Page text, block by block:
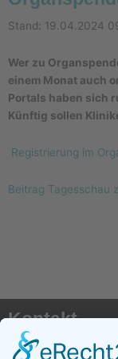
Stand: 19.04.2024
Wer zu
einem Monat auch
Portals haben sich
Künftig sollen
Registrierung im
Beitrag Tagesschau
Kontakt
AKTX Pflege e.V.